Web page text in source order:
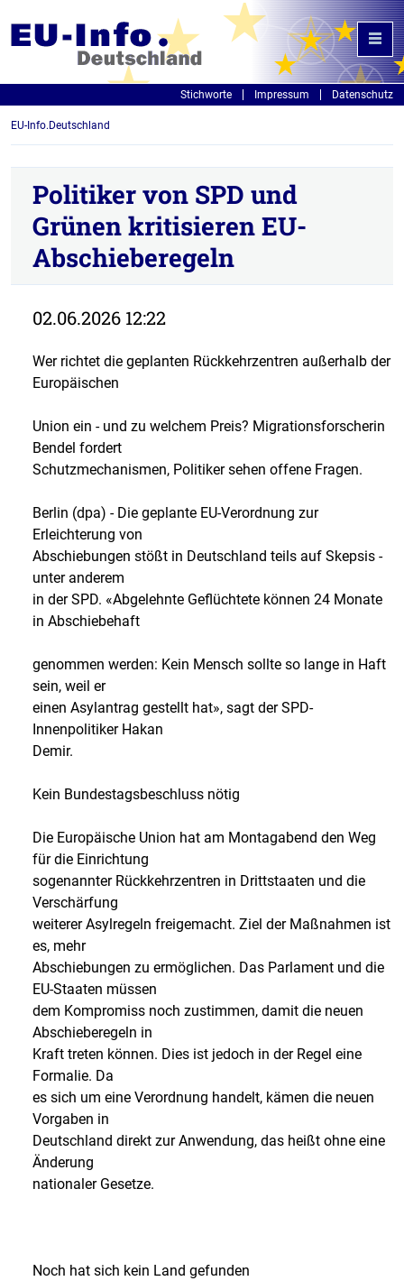
Stichworte Impressum Datenschutz
EU-Info.Deutschland
Politiker von SPD und
Grünen kritisieren EU-
Abschieberegeln
02.06.2026 12:22
Wer richtet die geplanten Rückkehrzentren außerhalb der
Europäischen
Union ein - und zu welchem Preis? Migrationsforscherin
Bendel fordert
Schutzmechanismen, Politiker sehen offene Fragen.
Berlin (dpa) - Die geplante EU-Verordnung zur
Erleichterung von
Abschiebungen stößt in Deutschland teils auf Skepsis -
unter anderem
in der SPD. «Abgelehnte Geflüchtete können 24 Monate
in Abschiebehaft
genommen werden: Kein Mensch sollte so lange in Haft
sein, weil er
einen Asylantrag gestellt hat», sagt der SPD-
Innenpolitiker Hakan
Demir.
Kein Bundestagsbeschluss nötig
Die Europäische Union hat am Montagabend den Weg
für die Einrichtung
sogenannter Rückkehrzentren in Drittstaaten und die
Verschärfung
weiterer Asylregeln freigemacht. Ziel der Maßnahmen ist
es, mehr
Abschiebungen zu ermöglichen. Das Parlament und die
EU-Staaten müssen
dem Kompromiss noch zustimmen, damit die neuen
Abschieberegeln in
Kraft treten können. Dies ist jedoch in der Regel eine
Formalie. Da
es sich um eine Verordnung handelt, kämen die neuen
Vorgaben in
Deutschland direkt zur Anwendung, das heißt ohne eine
Änderung
nationaler Gesetze.
Noch hat sich kein Land gefunden